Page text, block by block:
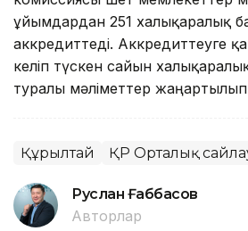
ұйымдардан 251 халықаралық
аккредиттеді. Аккредиттеуге
келіп түскен сайын
туралы мәліметтер жаңартылып
Құрылтай ҚР Орталық
Руслан Ғаббасов
Авторлар